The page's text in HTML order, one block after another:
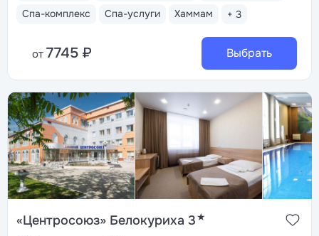
Спа-комплекс
Спа-услуги Хаммам + 3
от 7745 ₽ Выбрать
«Центросоюз» Белокуриха 3★